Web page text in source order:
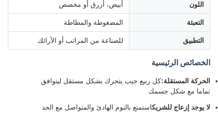
اللون أبيض، أزرق أو مخصص
التعبئة المضغوطة والمطاطة
التطبيق للصناعة من المراتب أو الأرائك
الخصائص الرئيسية
الحركة المستقلة:كل ربيع جيب يتحرك بشكل مستقل ليتوافق
تماما مع شكل جسمك
لا يوجد إزعاج للشريكاستمتع بالنوم الهادئ والمتواصل مع الحد